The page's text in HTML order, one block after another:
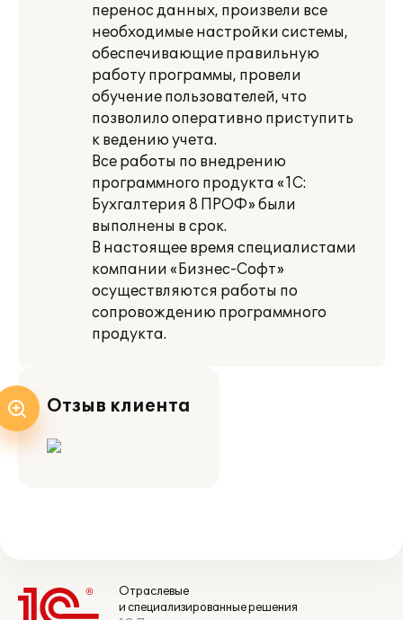
перенос данных, произвели все
необходимые настройки системы,
обеспечивающие правильную
работу программы, провели
обучение пользователей, что
позволило оперативно приступить
к ведению учета.
Все работы по внедрению
программного продукта «1С:
Бухгалтерия 8 ПРОФ» были
выполнены в срок.
В настоящее время специалистами
компании «Бизнес-Софт»
осуществляются работы по
сопровождению программного
продукта.
Отзыв клиента
Отраслевые
и специализированные решения